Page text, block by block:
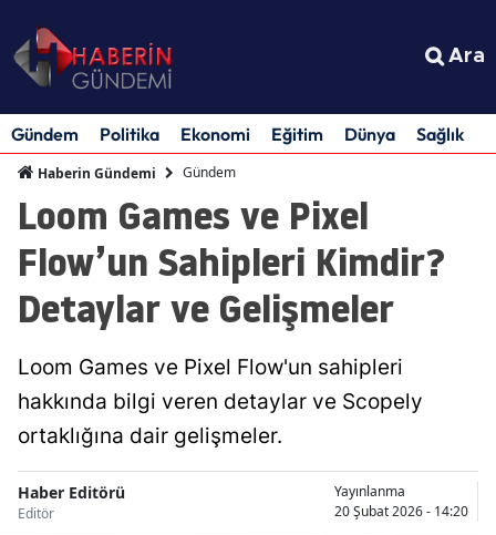
Ara
Gündem Politika Ekonomi Eğitim Dünya Sağlık
Haberin Gündemi Gündem
Loom Games ve Pixel
Flow’un Sahipleri Kimdir?
Detaylar ve Gelişmeler
Loom Games ve Pixel Flow'un sahipleri
hakkında bilgi veren detaylar ve Scopely
ortaklığına dair gelişmeler.
Haber Editörü
Editör
Yayınlanma
20 Şubat 2026 - 14:20